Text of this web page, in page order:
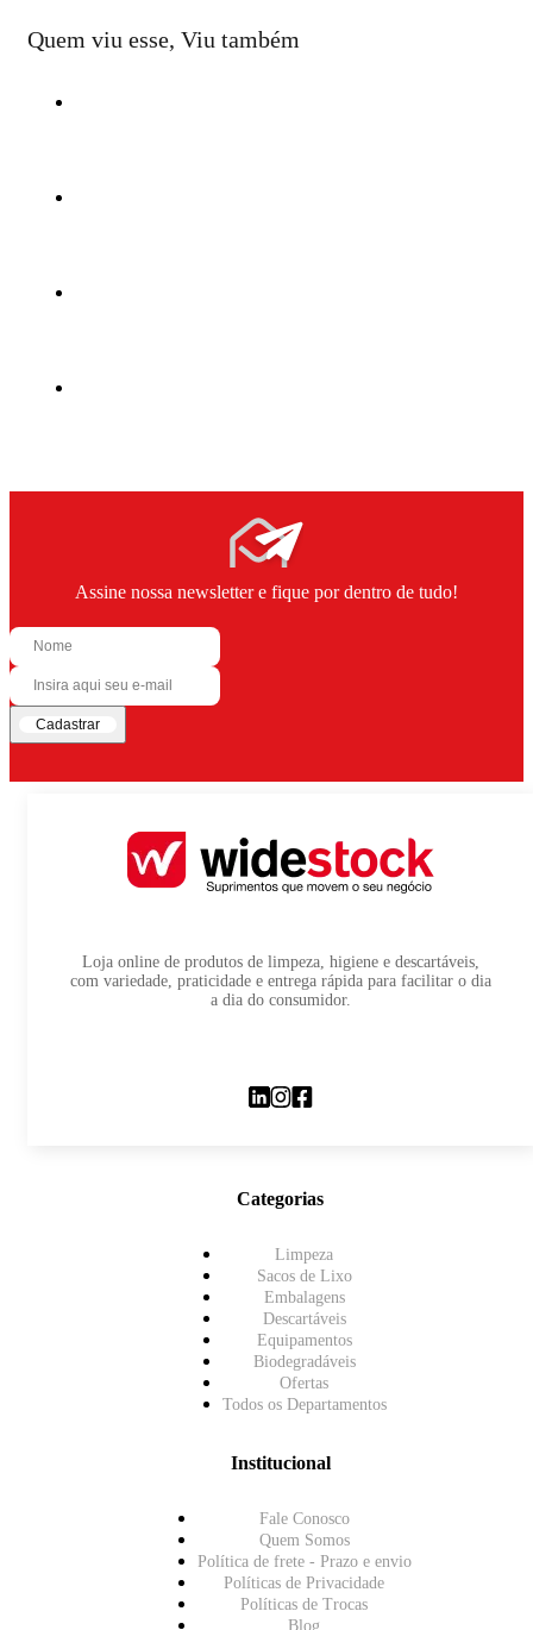
Quem viu esse, Viu também
Assine nossa newsletter e fique por dentro de tudo!
Cadastrar
Loja online de produtos de limpeza, higiene e descartáveis,
com variedade, praticidade e entrega rápida para facilitar o dia
a dia do consumidor.
Categorias
Limpeza
Sacos de Lixo
Embalagens
Descartáveis
Equipamentos
Biodegradáveis
Ofertas
Todos os Departamentos
Institucional
Fale Conosco
Quem Somos
Política de frete - Prazo e envio
Políticas de Privacidade
Políticas de Trocas
Blog